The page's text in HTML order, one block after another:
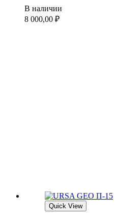
В наличии
8 000,00 ₽
Quick View